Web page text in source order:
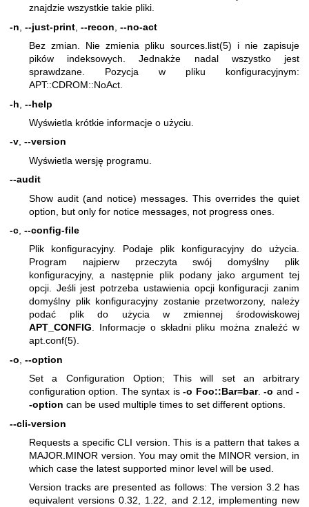
znajdzie wszystkie takie pliki.
-n --just-print --recon --no-act
Bez zmian. Nie zmienia pliku sources.list(5) i nie zapisuje
pików indeksowych. Jednakże nadal wszystko jest
sprawdzane. Pozycja w pliku konfiguracyjnym:
APT::CDROM::NoAct.
-h --help
Wyświetla krótkie informacje o użyciu.
-v, --version
Wyświetla wersję programu.
--audit
Show audit (and notice) messages. This overrides the quiet
option, but only for notice messages, not progress ones.
-c --config-file
Plik konfiguracyjny. Podaje plik konfiguracyjny do użycia.
Program najpierw przeczyta swój domyślny plik
konfiguracyjny, a następnie plik podany jako argument tej
opcji. Jeśli jest potrzeba ustawienia opcji konfiguracji zanim
domyślny plik konfiguracyjny zostanie przetworzony, należy
podać plik do użycia w zmiennej środowiskowej
APT_CONFIG. Informacje o składni pliku można znaleźć w
apt.conf(5).
-o --option
Set a Configuration Option; This will set an arbitrary
configuration option. The syntax is-o Foo::Bar=bar.-o and-
-option can be used multiple times to set different options.
--cli-version
Requests a specific CLI version. This is a pattern that takes a
MAJOR.MINOR version. You may omit the MINOR version, in
which case the latest supported minor level will be used.
Version tracks are presented as follows: The version 3.2 has
equivalent versions 0.32, 1.22, and 2.12, implementing new